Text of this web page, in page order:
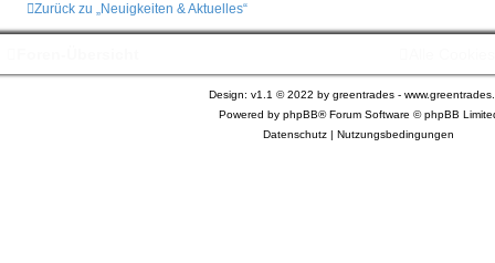
Zurück zu „Neuigkeiten & Aktuelles“
Design: v1.1 © 2022 by greentrades -
Powered by phpBB®Forum Software © phpBB
Datenschutz | Nutzungsbedingungen